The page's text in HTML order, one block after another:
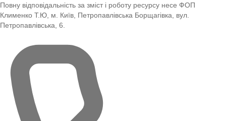
Повну відповідальність за зміст і роботу ресурсу несе ФОП
Клименко Т.Ю, м. Київ, Петропавлівська Борщагівка, вул.
Петропавлівська, 6.